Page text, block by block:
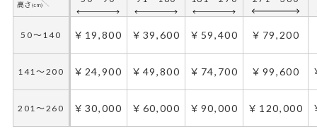
50～140 ￥19,800 ￥39,600 ￥59,400 ￥79,200
141～200 ￥24,900 ￥49,800 ￥74,700 ￥99,600
201～260 ￥30,000 ￥60,000 ￥90,000 ￥120,000